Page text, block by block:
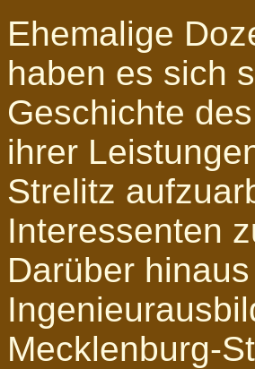
Ehemalige
haben es sich
Geschichte
ihrer
Strelitz
Interessenten
Darüber
Mecklenburg-